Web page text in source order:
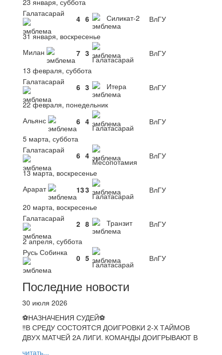
Галатасарай
4 6 Силикат-2
ВлГУ
31 января, воскресенье
Милан
7 3
Галатасарай
ВлГУ
13 февраля, суббота
Галатасарай
6 3 Итера
ВлГУ
22 февраля, понедельник
Альянс
6 4
Галатасарай
ВлГУ
5 марта, суббота
Галатасарай
6 4
Месопотамия
ВлГУ
13 марта, воскресенье
Арарат
133
Галатасарай
ВлГУ
20 марта, воскресенье
Галатасарай
2 8 Транзит
ВлГУ
2 апреля, суббота
Русь Собинка
0 5
Галатасарай
ВлГУ
Последние новости
30 июля 2026
⚽НАЗНАЧЕНИЯ СУДЕЙ⚽
‼В СРЕДУ СОСТОЯТСЯ ДОИГРОВКИ 2-Х ТАЙМОВ
ДВУХ МАТЧЕЙ 2А ЛИГИ. КОМАНДЫ ДОИГРЫВАЮТ В
читать...